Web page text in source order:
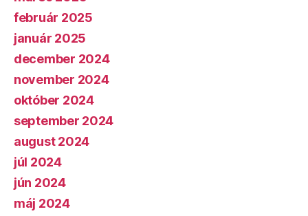
február 2025
január 2025
december 2024
november 2024
október 2024
september 2024
august 2024
júl 2024
jún 2024
máj 2024